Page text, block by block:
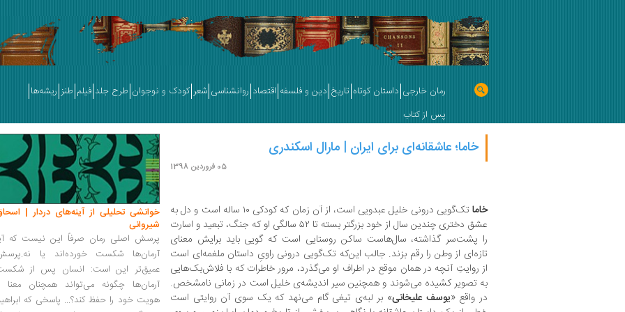
رمان خارجی داستان کوتاه تاریخ دین و فلسفه اقتصاد روانشناسی شعر کودک و نوجوان طرح جلد فیلم طنز ریشه‌ها
پس از کتاب
خاما؛ عاشقانه‌ای برای ایران | مارال اسکندری
05 فروردین 1398
خاما
تک‌گویی درونی خلیل عبدویی است، از آن زمان که کودکی ۱۰ ساله است و دل به
عشق دختری چندین سال از خود بزرگتر بسته تا ۵۲ سالگی‌ او که جنگ، تبعید و اسارت
را پشت‌سر گذاشته، سال‌هاست ساکن روستایی است که گویی باید برایش معنای
تازه‌ای از وطن را رقم بزند. جالب این‌که تک‌گویی درونی راویِ داستان ملغمه‌ای است
از روایتِ آنچه در همان موقع در اطراف او می‌گذرد، مرور خاطرات که با فلاش‌بک‌هایی
به تصویر کشیده می‌شوند و همچنین سیر اندیشه‌ی خلیل است در زمانی نامشخص.
در واقع «یوسف علیخانی» بر لبه‌ی تیغی گام می‌نهد که یک سوی آن روایتی است
خوانشی تحلیلی از آینه‌های دردار |
شیروانی
پرسش اصلی رمان صرفاً این نیست که
آرمان‌ها شکست خورده‌اند یا
عمیق‌تر این است: انسان پس از
آرمان‌ها چگونه می‌تواند همچنان معنا
هویت خود را حفظ کند؟... پاسخی که